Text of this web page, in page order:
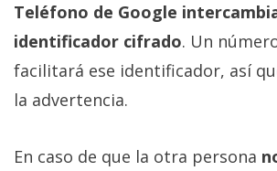
Teléfono de Google
identificador cifrado. Un
facilitará ese identificador, así
la advertencia.
En caso de que la otra persona